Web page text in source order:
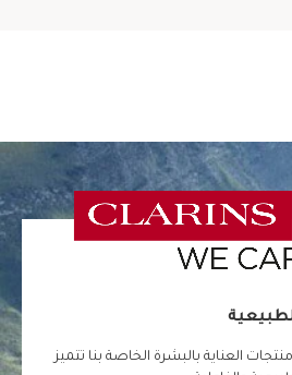
العناية بالبشرة الخاصة بنا تتميز